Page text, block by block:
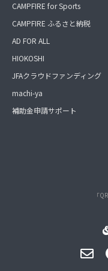
CAMPFIRE for Sports
CAMPFIRE ふるさと納税
AD FOR ALL
HIOKOSHI
JFAクラウドファンディング
machi-ya
補助金申請サポート
「